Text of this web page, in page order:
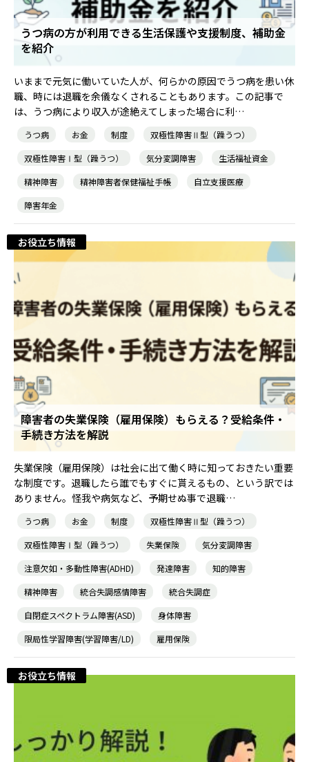
うつ病の方が利用できる生活保護や支援制度、補助金
を紹介
いままで元気に働いていた人が、何らかの原因でうつ病を患い休
職、時には退職を余儀なくされることもあります。この記事で
は、うつ病により収入が途絶えてしまった場合に利…
うつ病 お金 制度
双極性障害Ⅱ型（躁うつ）
双極性障害Ⅰ型（躁うつ）
気分変調障害
生活福祉資金
精神障害
精神障害者保健福祉手帳
自立支援医療
障害年金
お役立ち情報
障害者の失業保険（雇用保険）もらえる？受給条件・
手続き方法を解説
失業保険（雇用保険）は社会に出て働く時に知っておきたい重要
な制度です。退職したら誰でもすぐに貰えるもの、という訳では
ありません。怪我や病気など、予期せぬ事で退職…
うつ病 お金 制度
双極性障害Ⅱ型（躁うつ）
双極性障害Ⅰ型（躁うつ）
失業保険
気分変調障害
注意欠如・多動性障害(ADHD)
発達障害
知的障害
精神障害
統合失調感情障害
統合失調症
自閉症スペクトラム障害(ASD)
身体障害
限局性学習障害(学習障害/LD)
雇用保険
お役立ち情報